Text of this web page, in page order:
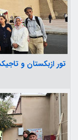
تور ازبکستان و